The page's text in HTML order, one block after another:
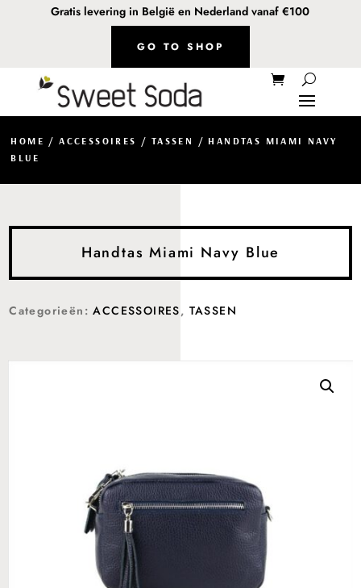
Gratis levering in België en Nederland vanaf €100
GO TO SHOP
HOME /ACCESSOIRES / TASSEN
/ HANDTAS MIAMI NAVY
BLUE
Handtas Miami Navy Blue
Categorieën:ACCESSOIRES, TASSEN